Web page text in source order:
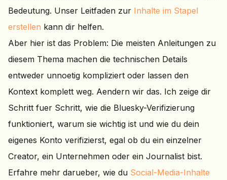
Bedeutung. Unser Leitfaden zur Inhalte im Stapel
erstellen kann dir helfen.
Aber hier ist das Problem: Die meisten Anleitungen zu
diesem Thema machen die technischen Details
entweder unnoetig kompliziert oder lassen den
Kontext komplett weg. Aendern wir das. Ich zeige dir
Schritt fuer Schritt, wie die Bluesky-Verifizierung
funktioniert, warum sie wichtig ist und wie du dein
eigenes Konto verifizierst, egal ob du ein einzelner
Creator, ein Unternehmen oder ein Journalist bist.
Erfahre mehr darueber, wie du Social-Media-Inhalte